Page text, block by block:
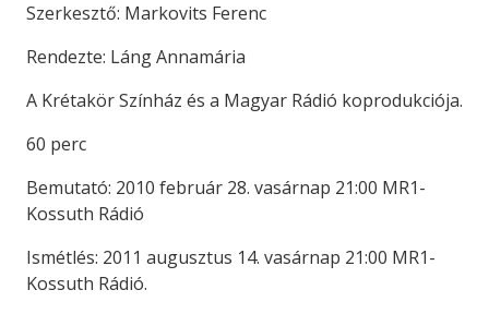
Szerkesztő: Markovits Ferenc
Rendezte: Láng Annamária
A Krétakör Színház és a Magyar Rádió koprodukciója.
60 perc
Bemutató: 2010 február 28. vasárnap 21:00 MR1-
Kossuth Rádió
Ismétlés: 2011 augusztus 14. vasárnap 21:00 MR1-
Kossuth Rádió.